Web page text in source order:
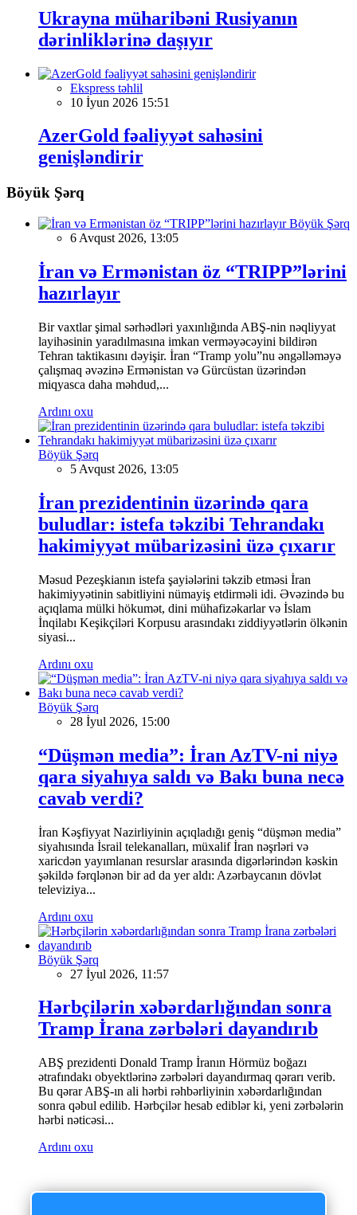
Ukrayna müharibəni Rusiyanın
dərinliklərinə daşıyır
Ekspress təhlil
10 İyun 2026 15:51
AzerGold fəaliyyət sahəsini
genişləndirir
Böyük Şərq
Böyük Şərq
6 Avqust 2026, 13:05
İran və Ermənistan öz “TRIPP”lərini
hazırlayır
Bir vaxtlar şimal sərhədləri yaxınlığında ABŞ-nin nəqliyyat
layihəsinin yaradılmasına imkan verməyəcəyini bildirən
Tehran taktikasını dəyişir. İran “Tramp yolu”nu əngəlləməyə
çalışmaq əvəzinə Ermənistan və Gürcüstan üzərindən
miqyasca daha məhdud,...
Ardını oxu
Böyük Şərq
5 Avqust 2026, 13:05
İran prezidentinin üzərində qara
buludlar: istefa təkzibi Tehrandakı
hakimiyyət mübarizəsini üzə çıxarır
Məsud Pezeşkianın istefa şayiələrini təkzib etməsi İran
hakimiyyətinin sabitliyini nümayiş etdirməli idi. Əvəzində bu
açıqlama mülki hökumət, dini mühafizəkarlar və İslam
İnqilabı Keşikçiləri Korpusu arasındakı ziddiyyətlərin ölkənin
siyasi...
Ardını oxu
Böyük Şərq
28 İyul 2026, 15:00
“Düşmən media”: İran AzTV-ni niyə
qara siyahıya saldı və Bakı buna necə
cavab verdi?
İran Kəşfiyyat Nazirliyinin açıqladığı geniş “düşmən media”
siyahısında İsrail telekanalları, müxalif İran nəşrləri və
xaricdən yayımlanan resurslar arasında digərlərindən kəskin
şəkildə fərqlənən bir ad da yer aldı: Azərbaycanın dövlət
televiziya...
Ardını oxu
Böyük Şərq
27 İyul 2026, 11:57
Hərbçilərin xəbərdarlığından sonra
Tramp İrana zərbələri dayandırıb
ABŞ prezidenti Donald Tramp İranın Hörmüz boğazı
ətrafındakı obyektlərinə zərbələri dayandırmaq qərarı verib.
Bu qərar ABŞ-ın ali hərbi rəhbərliyinin xəbərdarlığından
sonra qəbul edilib. Hərbçilər hesab ediblər ki, yeni zərbələrin
hərbi nəticəsi...
Ardını oxu